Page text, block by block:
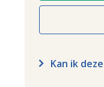
Kan ik